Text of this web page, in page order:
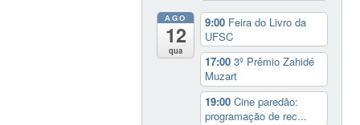
AGO
12
qua
9:00 Feira do Livro da
UFSC
17:003º Prêmio Zahidé
Muzart
19:00Cine paredão:
programação de rec...